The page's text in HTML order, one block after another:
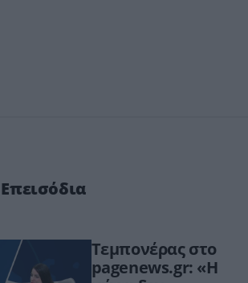
Τεμπονέρας στο
pagenews.gr: «Η